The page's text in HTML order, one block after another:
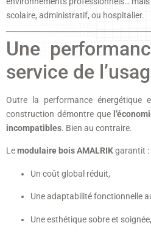
scolaire, administratif, ou hospitalier.
Une
service de
Outre la performance énergétique
construction démontre que
incompatibles. Bien au contraire.
Lemodulaire bois AMALRIKgarantit :
Un coût global réduit,
Une adaptabilité fonctionnelle
Une esthétique sobre et soignée,